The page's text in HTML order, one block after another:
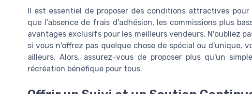
Il est essentiel de proposer des conditions attractives
que l'absence de frais d'adhésion, les commissions plus
avantages exclusifs pour les meilleurs vendeurs. N'oubliez
si vous n'offrez pas quelque chose de spécial ou d'unique,
ailleurs. Alors, assurez-vous de proposer plus qu'un
récréation bénéfique pour tous.